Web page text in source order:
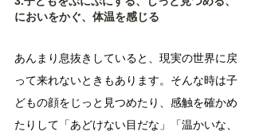
においをかぐ、体温を感じる
あんまり息抜きしていると、現実の世界に戻
って来れないときもあります。そんな時は子
どもの顔をじっと見つめたり、感触を確かめ
たりして「あどけない目だな」「温かいな、